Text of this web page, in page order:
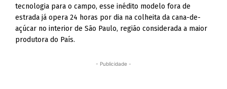
tecnologia para o campo, esse inédito modelo fora de
estrada já opera 24 horas por dia na colheita da cana-de-
açúcar no interior de São Paulo, região considerada a maior
produtora do País.
- Publicidade -